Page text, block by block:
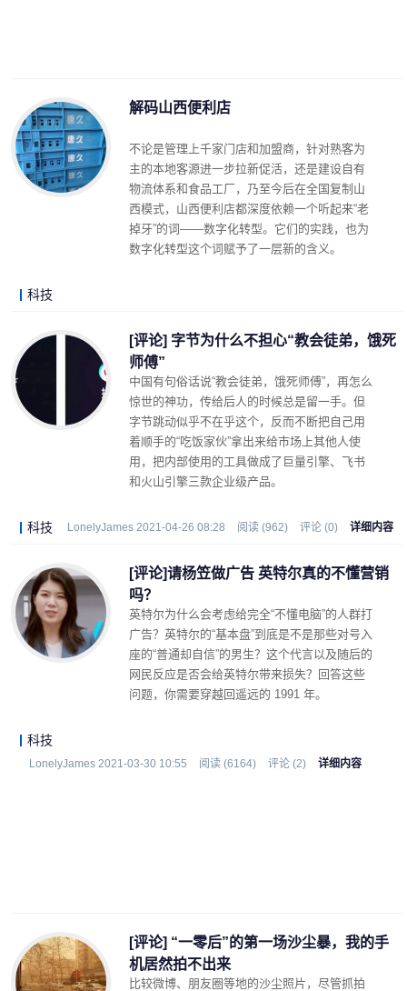
解码山西便利店
不论是管理上千家门店和加盟商，针对熟客为
主的本地客源进一步拉新促活，还是建设自有
物流体系和食品工厂，乃至今后在全国复制山
西模式，山西便利店都深度依赖一个听起来“老
掉牙”的词——数字化转型。它们的实践，也为
数字化转型这个词赋予了一层新的含义。
科技
[评论] 字节为什么不担心“教会徒弟，饿死
师傅”
中国有句俗话说“教会徒弟，饿死师傅”，再怎么
惊世的神功，传给后人的时候总是留一手。但
字节跳动似乎不在乎这个，反而不断把自己用
着顺手的“吃饭家伙”拿出来给市场上其他人使
用，把内部使用的工具做成了巨量引擎、飞书
和火山引擎三款企业级产品。
科技 LonelyJames 2021-04-26 08:28 阅读 (962) 评论 (0) 详细内容
[评论]请杨笠做广告 英特尔真的不懂营销
吗？
英特尔为什么会考虑给完全“不懂电脑”的人群打
广告？英特尔的“基本盘”到底是不是那些对号入
座的“普通却自信”的男生？这个代言以及随后的
网民反应是否会给英特尔带来损失？回答这些
问题，你需要穿越回遥远的 1991 年。
科技
LonelyJames 2021-03-30 10:55 阅读 (6164) 评论 (2) 详细内容
[评论] “一零后”的第一场沙尘暴，我的手
机居然拍不出来
比较微博、朋友圈等地的沙尘照片，尽管抓拍